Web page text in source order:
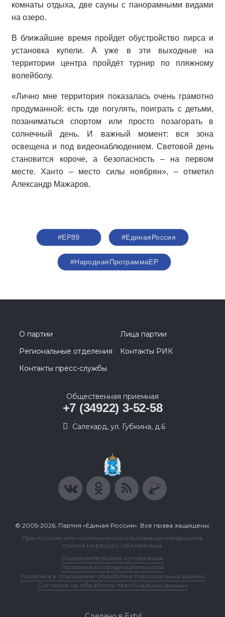
комнаты отдыха, две сауны с панорамными видами
на озеро.
В ближайшие время пройдет обустройство пирса и
установка купели. А уже в эти выходные на
территории центра пройдёт турнир по пляжному
волейболу.
«Лично мне территория показалась очень грамотно
продуманной: есть где погулять, поиграть с детьми,
позаниматься спортом или просто позагорать в
солнечный день. И важный момент: вся зона
освещена и под видеонаблюдением. Световой день
становится короче, а безопасность – на первом
месте. Ханто – место силы ноябрян», – отметил
Александр Мажаров.
#ЕР89 #‎ЕдинаяРоссия
#НароднаяПрограммаЕР
О партии
Лица партии
Региональные отделения
Контакты РИК
Контакты пресс-службы
Общественная приемная
+7 (34922) 3-52-58
Салехард, ул. Губкина, д.6
© 2005-2026, Партия «Единая Россия». Все права защищены.
При полном или частичном использовании материалов
ссылка на ресурс обязательна.
Пользовательское соглашение
Политика конфиденциальности
Политика в отношении обработки персональных данных
Согласие на обработку персональных данных